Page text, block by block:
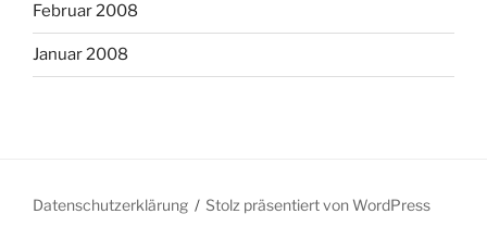
Februar 2008
Januar 2008
Datenschutzerklärung Stolz präsentiert von WordPress